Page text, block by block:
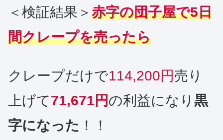
＜検証結果＞ 赤字の団子屋で5日
間クレープを売ったら
クレープだけで114,200円売り
上げて71,671円の利益になり 黒
字になった ！！